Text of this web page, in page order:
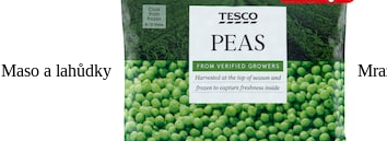
Maso a lahůdky